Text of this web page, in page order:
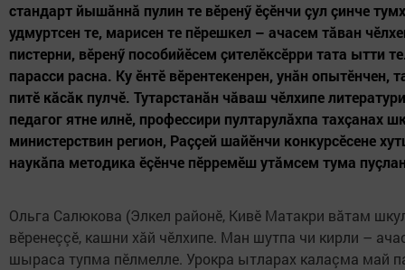
стандарт йышăннă пулин те вӗренӳ ӗçӗнчи çул çинче
удмуртсен те, марисен те пӗрешкел – ачасем тăван
пистерни, вӗренӳ пособийӗсем çителӗксӗрри тата ытти
парасси расна. Ку ӗнтӗ вӗрентекенрен, унăн опытӗнчен,
питӗ кăсăк пулчӗ. Тутарстанăн чăваш чӗлхипе
педагог ятне илнӗ, профессири пултарулăхпа тахçанах
министерствин регион, Раççей шайӗнчи конкурсӗсене
наукăпа методика ӗçӗнче пӗрремӗш утăмсем тума
Ольга Салюкова (Элкел районӗ, Кивӗ Матакри вăтам
вӗренеççӗ, кашни хăй чӗлхипе. Ман шутпа чи кирли –
шыраса тупма пӗлмелле. Урокра ытларах калаçма май